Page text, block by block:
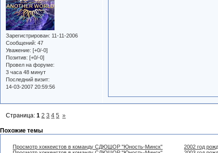
Зарегистрирован: 11-11-2006
Сообщений: 47
Уважение: [+0/-0]
Позитив: [+0/-0]
Провел на форуме:
3 часа 48 минут
Последний визит:
14-03-2007 20:59:56
Страница:1 2 3 4 5 »
Похожие темы
Просмотр хоккеистов в команду СДЮШОР "Юность-Минск"
2002 год